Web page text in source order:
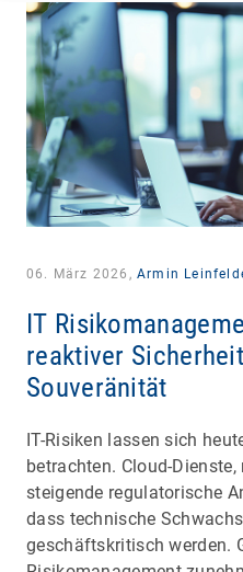
06. März 2026, Armin
IT
reaktiver
Souveränität
IT-Risiken lassen sich
betrachten. Cloud-
steigende regulatorische
dass technische
geschäftskritisch werden.